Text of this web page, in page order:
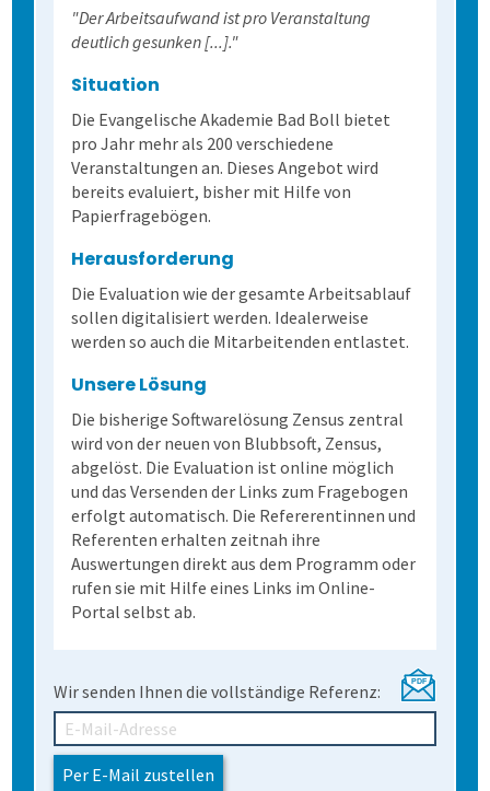
"Der Arbeitsaufwand ist pro Veranstaltung
deutlich gesunken [...]."
Situation
Die Evangelische Akademie Bad Boll bietet
pro Jahr mehr als 200 verschiedene
Veranstaltungen an. Dieses Angebot wird
bereits evaluiert, bisher mit Hilfe von
Papierfragebögen.
Herausforderung
Die Evaluation wie der gesamte Arbeitsablauf
sollen digitalisiert werden. Idealerweise
werden so auch die Mitarbeitenden entlastet.
Unsere Lösung
Die bisherige Softwarelösung Zensus zentral
wird von der neuen von Blubbsoft, Zensus,
abgelöst. Die Evaluation ist online möglich
und das Versenden der Links zum Fragebogen
erfolgt automatisch. Die Refererentinnen und
Referenten erhalten zeitnah ihre
Auswertungen direkt aus dem Programm oder
rufen sie mit Hilfe eines Links im Online-
Portal selbst ab.
Wir senden Ihnen die vollständige Referenz: